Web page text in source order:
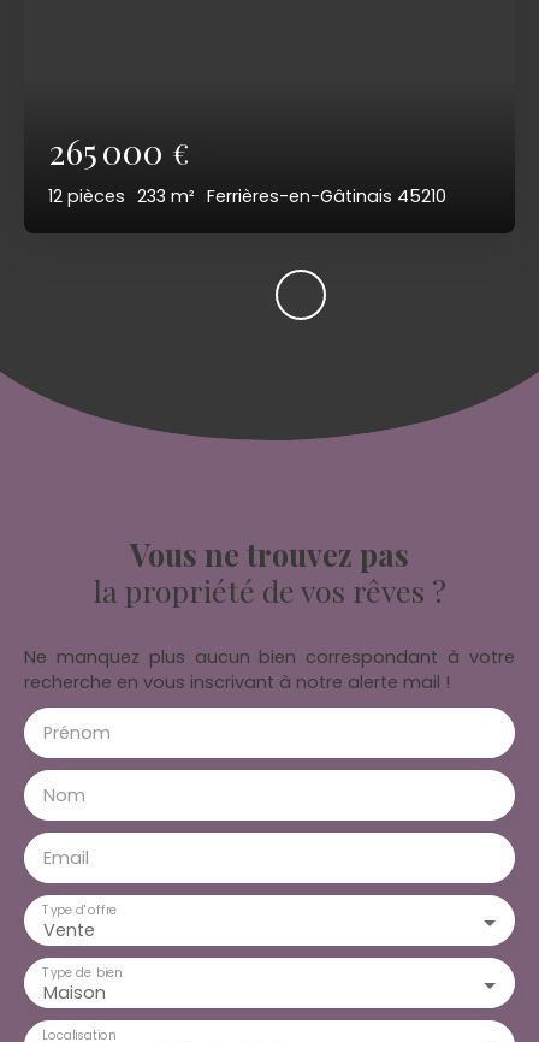
265 000 €
12 pièces 233 m² Ferrières-en-Gâtinais 45210
Vous ne trouvez pas
la propriété de vos rêves ?
Ne manquez plus aucun bien correspondant à votre
recherche en vous inscrivant à notre alerte mail !
Prénom
Nom
Email
Vente
Type d'offre
Maison
Type de bien
Localisation